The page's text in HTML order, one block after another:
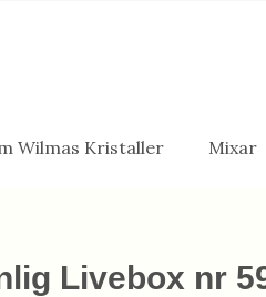
Wilmas Kristaller Mixar
Livebox nr